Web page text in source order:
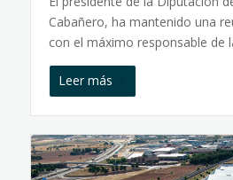
Cabañero, ha mantenido una
con el máximo responsable de
Leer más